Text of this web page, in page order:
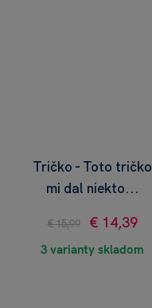
Tričko - Toto tričko
mi dal niekto...
€ 15,99 € 14,39
3 varianty skladom